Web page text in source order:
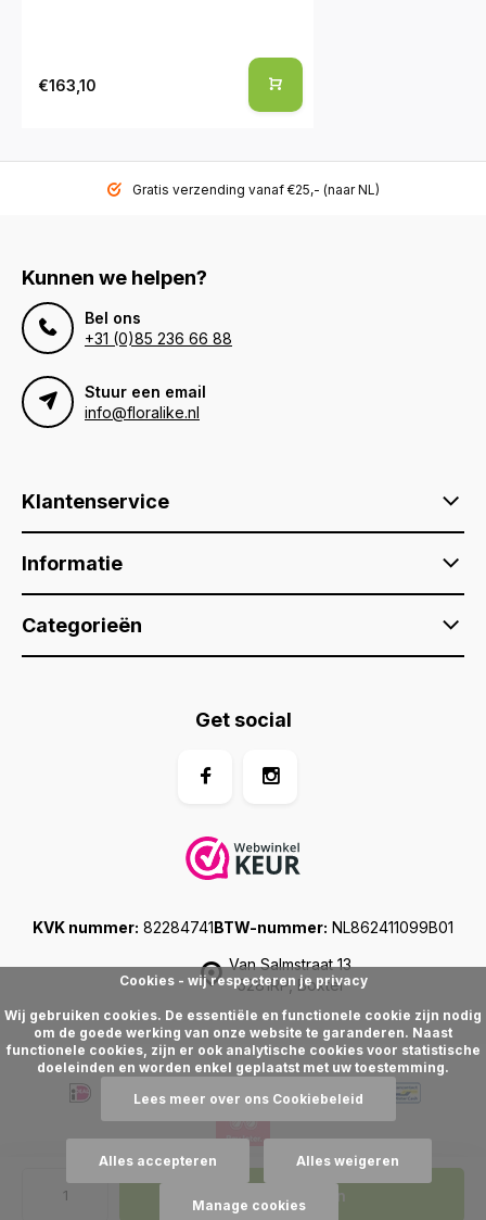
Toevoegen
€163,10
Gratis verzending vanaf €25,- (naar NL)
Kunnen we helpen?
Bel ons
+31 (0)85 236 66 88
Stuur een email
info@floralike.nl
Klantenservice
Informatie
Categorieën
Van Salmstraat 13
5281RP, Boxtel
KVK nummer: 82284741BTW-nummer: NL862411099B01
Get social
Cookies - wij respecteren je privacy
Wij gebruiken cookies. De essentiële en functionele cookie zijn nodig
om de goede werking van onze website te garanderen. Naast
functionele cookies, zijn er ook analytische cookies voor statistische
doeleinden en worden enkel geplaatst met uw toestemming.
Lees meer over ons Cookiebeleid
Alles accepteren Alles weigeren
Manage cookies